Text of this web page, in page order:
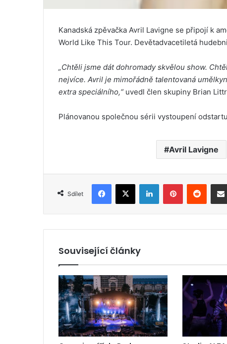
Kanadská zpěvačka Avril Lavigne se připojí k
World Like This Tour. Devětadvacetiletá
„Chtěli jsme dát dohromady skvělou show.
nejvíce. Avril je mimořádně talentovaná
extra speciálního,“uvedl člen skupiny Brian
Plánovanou společnou sérii vystoupení
Avril Lavigne
Sdílet
Související články